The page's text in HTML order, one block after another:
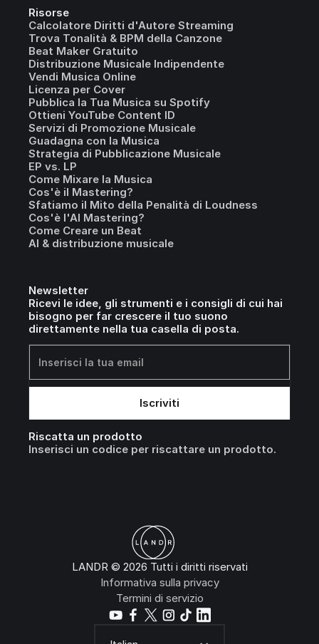
Risorse
Calcolatore Diritti d'Autore Streaming
Trova Tonalità & BPM della Canzone
Beat Maker Gratuito
Distribuzione Musicale Indipendente
Vendi Musica Online
Licenza per Cover
Pubblica la Tua Musica su Spotify
Ottieni YouTube Content ID
Servizi di Promozione Musicale
Guadagna con la Musica
Strategia di Pubblicazione Musicale
EP vs. LP
Come Mixare la Musica
Cos'è il Mastering?
Sfatiamo il Mito della Penalità di Loudness
Cos'è l'AI Mastering?
Come Creare un Beat
AI & distribuzione musicale
Newsletter
Ricevi le idee, gli strumenti e i consigli di cui hai
bisogno per far crescere il tuo suono
direttamente nella tua casella di posta.
Riscatta un prodotto
Inserisci un codice per riscattare un prodotto.
LANDR © 2026 Tutti i diritti riservati
Informativa sulla privacy
Termini di servizio